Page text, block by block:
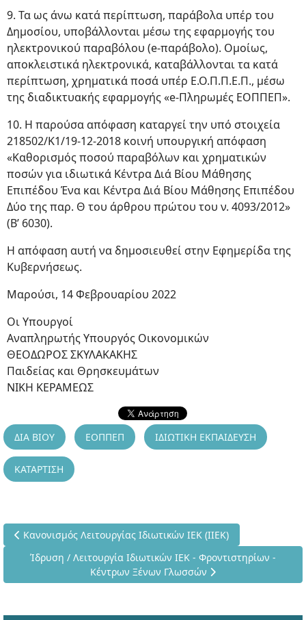
9. Τα ως άνω κατά περίπτωση, παράβολα υπέρ του
Δημοσίου, υποβάλλονται μέσω της εφαρμογής του
ηλεκτρονικού παραβόλου (e-παράβολο). Ομοίως,
αποκλειστικά ηλεκτρονικά, καταβάλλονται τα κατά
περίπτωση, χρηματικά ποσά υπέρ Ε.Ο.Π.Π.Ε.Π., μέσω
της διαδικτυακής εφαρμογής «e-Πληρωμές ΕΟΠΠΕΠ».
10. Η παρούσα απόφαση καταργεί την υπό στοιχεία
218502/Κ1/19-12-2018 κοινή υπουργική απόφαση
«Καθορισμός ποσού παραβόλων και χρηματικών
ποσών για ιδιωτικά Κέντρα Διά Βίου Μάθησης
Επιπέδου Ένα και Κέντρα Διά Βίου Μάθησης Επιπέδου
Δύο της παρ. Θ του άρθρου πρώτου του ν. 4093/2012»
(Β’ 6030).
Η απόφαση αυτή να δημοσιευθεί στην Εφημερίδα της
Κυβερνήσεως.
Μαρούσι, 14 Φεβρουαρίου 2022
Οι Υπουργοί
Αναπληρωτής Υπουργός Οικονομικών
ΘΕΟΔΩΡΟΣ ΣΚΥΛΑΚΑΚΗΣ
Παιδείας και Θρησκευμάτων
ΝΙΚΗ ΚΕΡΑΜΕΩΣ
ΔΙΑ ΒΙΟΥ ΕΟΠΠΕΠ ΙΔΙΩΤΙΚΗ ΕΚΠΑΙΔΕΥΣΗ
ΚΑΤΑΡΤΙΣΗ
Προηγούμενο άρθρο: Κανονισμός Λειτουργίας Ιδιωτικών ΙΕΚ
Κανονισμός Λειτουργίας Ιδιωτικών ΙΕΚ (ΙΙΕΚ)
Επόμενο άρθρο: Ίδρυση / Λειτουργία Ιδιωτικών ΙΕΚ -
Ίδρυση / Λειτουργία Ιδιωτικών ΙΕΚ - Φροντιστηρίων -
Κέντρων Ξένων Γλωσσών